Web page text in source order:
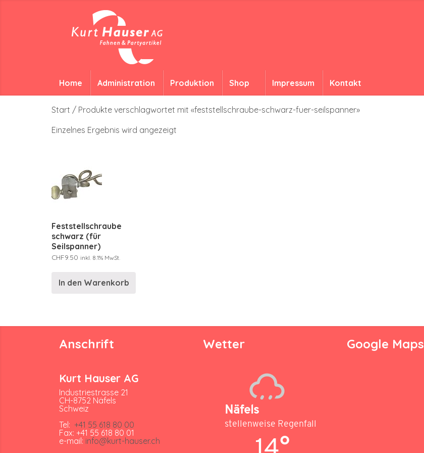
Home Administration Produktion Shop Impressum Kontakt
Start / Produkte verschlagwortet mit «feststellschraube-schwarz-fuer-seilspanner»
Einzelnes Ergebnis wird angezeigt
Feststellschraube
schwarz (für
Seilspanner)
CHF9.50 inkl. 8.1% MwSt.
In den Warenkorb
Anschrift
Kurt Hauser AG
Industriestrasse 21
CH-8752 Näfels
Schweiz
Tel: +41 55 618 80 00
Fax: +41 55 618 80 01
e-mail: info@kurt-hauser.ch
Wetter
Näfels
stellenweise Regenfall
Google Maps